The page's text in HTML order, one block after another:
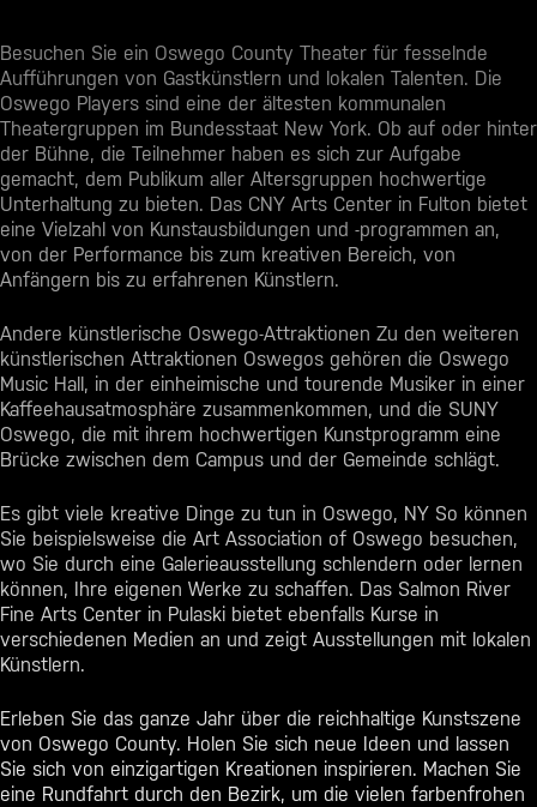
Besuchen Sie ein Oswego County Theater für fesselnde
Aufführungen von Gastkünstlern und lokalen Talenten. Die
Oswego Players sind eine der ältesten kommunalen
Theatergruppen im Bundesstaat New York. Ob auf oder hinter
der Bühne, die Teilnehmer haben es sich zur Aufgabe
gemacht, dem Publikum aller Altersgruppen hochwertige
Unterhaltung zu bieten. Das CNY Arts Center in Fulton bietet
eine Vielzahl von Kunstausbildungen und -programmen an,
von der Performance bis zum kreativen Bereich, von
Anfängern bis zu erfahrenen Künstlern.
Andere künstlerische Oswego-Attraktionen Zu den weiteren
künstlerischen Attraktionen Oswegos gehören die Oswego
Music Hall, in der einheimische und tourende Musiker in einer
Kaffeehausatmosphäre zusammenkommen, und die SUNY
Oswego, die mit ihrem hochwertigen Kunstprogramm eine
Brücke zwischen dem Campus und der Gemeinde schlägt.
Es gibt viele kreative Dinge zu tun in Oswego, NY So können
Sie beispielsweise die Art Association of Oswego besuchen,
wo Sie durch eine Galerieausstellung schlendern oder lernen
können, Ihre eigenen Werke zu schaffen. Das Salmon River
Fine Arts Center in Pulaski bietet ebenfalls Kurse in
verschiedenen Medien an und zeigt Ausstellungen mit lokalen
Künstlern.
Erleben Sie das ganze Jahr über die reichhaltige Kunstszene
von Oswego County. Holen Sie sich neue Ideen und lassen
Sie sich von einzigartigen Kreationen inspirieren. Machen Sie
eine Rundfahrt durch den Bezirk, um die vielen farbenfrohen